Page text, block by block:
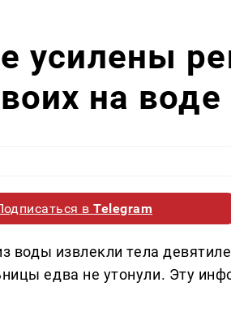
усилены
на воде
вTelegram
воды извлекли тела
едва не утонули. Эту